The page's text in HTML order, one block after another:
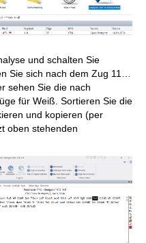
und schalten Sie
Sie sich nach dem Zug 11…
sehen Sie die nach
für Weiß. Sortieren Sie die
und kopieren (per
oben stehenden